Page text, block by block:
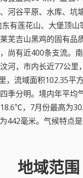
谷平原、水库、坑
有莲花山、大堡顶
吉山黑鸡的固有
有近400条支流。
河，市内长近77公
流域面积102.35平
分明。境内年平
，7月份最高
毫米。气候特点
地域范围